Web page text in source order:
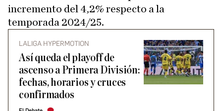
incremento del 4,2% respecto a la
temporada 2024/25.
LALIGA HYPERMOTION
Así queda el playoff de
ascenso a Primera División:
fechas, horarios y cruces
confirmados